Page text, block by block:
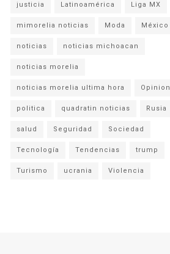
justicia Latinoamérica Liga MX
mimorelia noticias Moda México
noticias noticias michoacan
noticias morelia
noticias morelia ultima hora Opinion
politica quadratin noticias Rusia
salud Seguridad Sociedad
Tecnología Tendencias trump
Turismo ucrania Violencia